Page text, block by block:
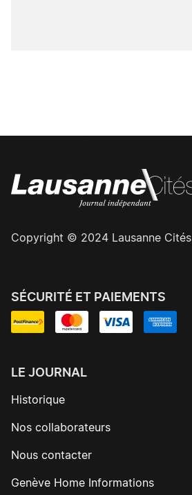
Copyright © 2024 Lausanne Cités
SÉCURITÉ ET PAIEMENTS
LE JOURNAL
Historique
Nos collaborateurs
Nous contacter
Genève Home Informations